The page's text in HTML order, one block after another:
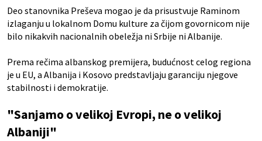
Deo stanovnika Preševa mogao je da prisustvuje Raminom
izlaganju u lokalnom Domu kulture za čijom govornicom nije
bilo nikakvih nacionalnih obeležja ni Srbije ni Albanije.
Prema rečima albanskog premijera, budućnost celog regiona
je u EU, a Albanija i Kosovo predstavljaju garanciju njegove
stabilnosti i demokratije.
"Sanjamo o velikoj Evropi, ne o velikoj
Albaniji"